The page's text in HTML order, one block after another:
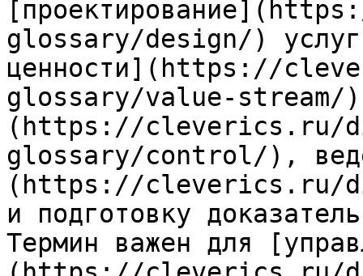
glossary/design/) услуг
ценности](https://
glossary/value-stream/
(https://cleverics.ru/
glossary/control/),
(https://cleverics.ru/
и подготовку
Термин важен для